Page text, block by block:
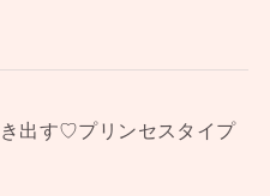
出す♡プリンセスタイプ